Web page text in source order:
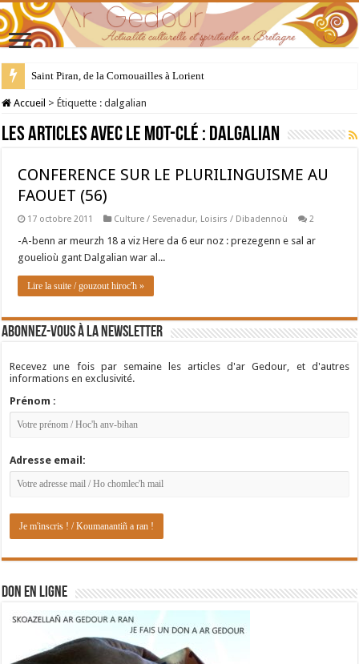
Saint Piran, de la Cornouailles à Lorient
28 juillet : Saint Samson de Dol, père de la Bretagne chrétienne
Accueil > Étiquette :dalgalian
Les articles avec le mot-clé : dalgalian
CONFERENCE SUR LE PLURILINGUISME AU
FAOUET (56)
17 octobre 2011 Culture / Sevenadur, Loisirs / Dibadennoù 2
-A-benn ar meurzh 18 a viz Here da 6 eur noz : prezegenn e sal ar
gouelioù gant Dalgalian war al...
Lire la suite / gouzout hiroc'h »
Abonnez-vous à la newsletter
Recevez une fois par semaine les articles d'ar Gedour, et d'autres
informations en exclusivité.
Prénom :
Adresse email:
DON EN LIGNE